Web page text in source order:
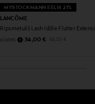
MYSTOCKMANN EELIS 21%
LANCÔME
Ripsmetušš Lash Idôle Flutter
alates
Discounted Price
34,00 € Original Price
43,00 €